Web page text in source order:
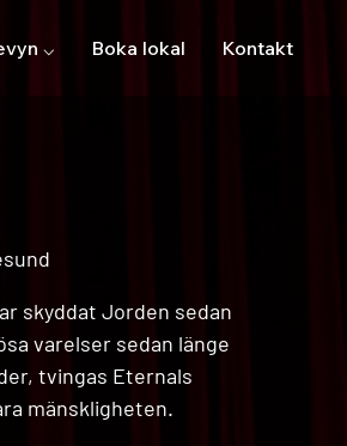
⌵ Boka lokal Kontakt
skyddat Jorden sedan
varelser sedan länge
tvingas Eternals
mänskligheten.